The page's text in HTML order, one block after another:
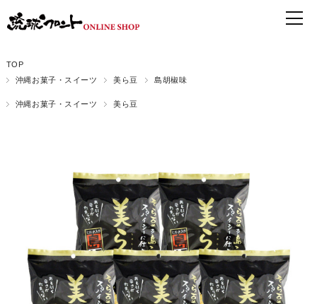
TOP
沖縄お菓子・スイーツ
美ら豆 島胡椒味
沖縄お菓子・スイーツ 美ら豆